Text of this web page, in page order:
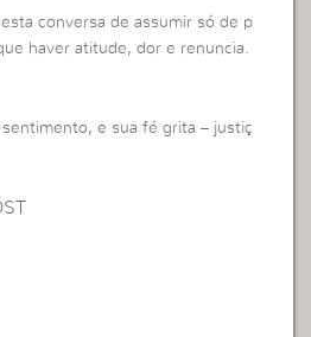
conversa de assumir só de p
haver atitude, dor e renuncia.
e sua fé grita – justiç